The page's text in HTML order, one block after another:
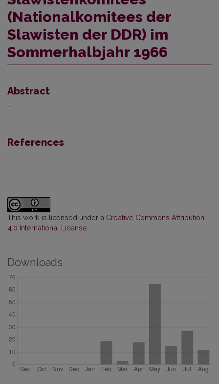
(Nationalkomitees der
Slawisten der DDR) im
Sommerhalbjahr 1966
Abstract
–
References
This work is licensed under a Creative Commons Attribution
4.0 International License
Downloads